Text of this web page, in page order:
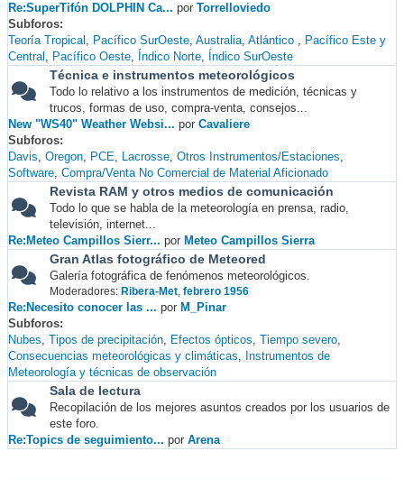
Re:SuperTifón DOLPHIN Ca... por Torrelloviedo
Subforos
Teoría Tropical
Pacífico SurOeste Australia Atlántico
Pacífico Este y
Central
Pacífico Oeste Índico Norte Índico SurOeste
Técnica e instrumentos meteorológicos
Todo lo relativo a los instrumentos de medición, técnicas y
trucos, formas de uso, compra-venta, consejos...
New "WS40" Weather Websi... por Cavaliere
Subforos
Davis Oregon PCE Lacrosse Otros Instrumentos/Estaciones
Software Compra/Venta No Comercial de Material Aficionado
Revista RAM y otros medios de comunicación
Todo lo que se habla de la meteorología en prensa, radio,
televisión, internet...
Re:Meteo Campillos Sierr... por Meteo Campillos Sierra
Gran Atlas fotográfico de Meteored
Galería fotográfica de fenómenos meteorológicos.
Moderadores: Ribera-Met, febrero 1956
Re:Necesito conocer las ... por M_Pinar
Subforos
Nubes Tipos de precipitación Efectos ópticos Tiempo severo
Consecuencias meteorológicas y climáticas
Instrumentos de
Meteorología y técnicas de observación
Sala de lectura
Recopilación de los mejores asuntos creados por los usuarios de
este foro.
Re:Topics de seguimiento... por Arena